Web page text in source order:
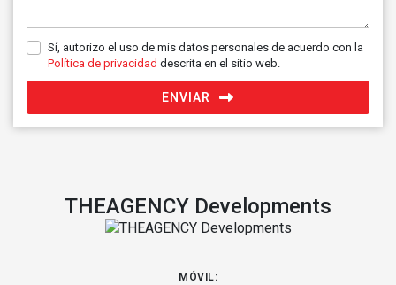
Sí, autorizo el uso de mis datos personales de acuerdo con la
Política de privacidad descrita en el sitio web.
ENVIAR
THEAGENCY Developments
MÓVIL: